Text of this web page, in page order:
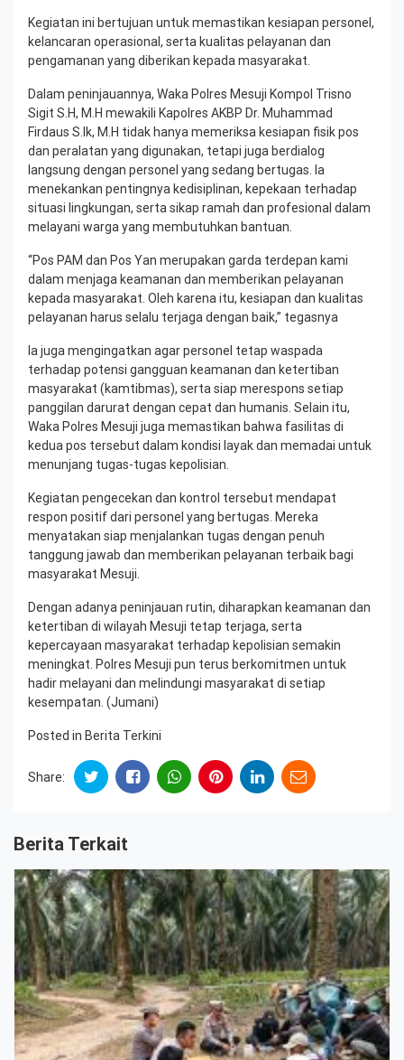
Kegiatan ini bertujuan untuk memastikan kesiapan personel,
kelancaran operasional, serta kualitas pelayanan dan
pengamanan yang diberikan kepada masyarakat.
Dalam peninjauannya, Waka Polres Mesuji Kompol Trisno
Sigit S.H, M.H mewakili Kapolres AKBP Dr. Muhammad
Firdaus S.Ik, M.H tidak hanya memeriksa kesiapan fisik pos
dan peralatan yang digunakan, tetapi juga berdialog
langsung dengan personel yang sedang bertugas. Ia
menekankan pentingnya kedisiplinan, kepekaan terhadap
situasi lingkungan, serta sikap ramah dan profesional dalam
melayani warga yang membutuhkan bantuan.
“Pos PAM dan Pos Yan merupakan garda terdepan kami
dalam menjaga keamanan dan memberikan pelayanan
kepada masyarakat. Oleh karena itu, kesiapan dan kualitas
pelayanan harus selalu terjaga dengan baik,” tegasnya
Ia juga mengingatkan agar personel tetap waspada
terhadap potensi gangguan keamanan dan ketertiban
masyarakat (kamtibmas), serta siap merespons setiap
panggilan darurat dengan cepat dan humanis. Selain itu,
Waka Polres Mesuji juga memastikan bahwa fasilitas di
kedua pos tersebut dalam kondisi layak dan memadai untuk
menunjang tugas-tugas kepolisian.
Kegiatan pengecekan dan kontrol tersebut mendapat
respon positif dari personel yang bertugas. Mereka
menyatakan siap menjalankan tugas dengan penuh
tanggung jawab dan memberikan pelayanan terbaik bagi
masyarakat Mesuji.
Dengan adanya peninjauan rutin, diharapkan keamanan dan
ketertiban di wilayah Mesuji tetap terjaga, serta
kepercayaan masyarakat terhadap kepolisian semakin
meningkat. Polres Mesuji pun terus berkomitmen untuk
hadir melayani dan melindungi masyarakat di setiap
kesempatan. (Jumani)
Posted in Berita Terkini
Share:
Berita Terkait